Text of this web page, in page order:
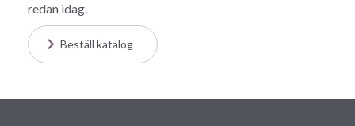
redan idag.
Beställ katalog